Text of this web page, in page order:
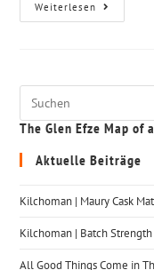
Weiterlesen
The Glen Efze Map
Aktuelle Beiträge
Kilchoman | Maury Cask
Kilchoman | Batch
All Good Things Come in